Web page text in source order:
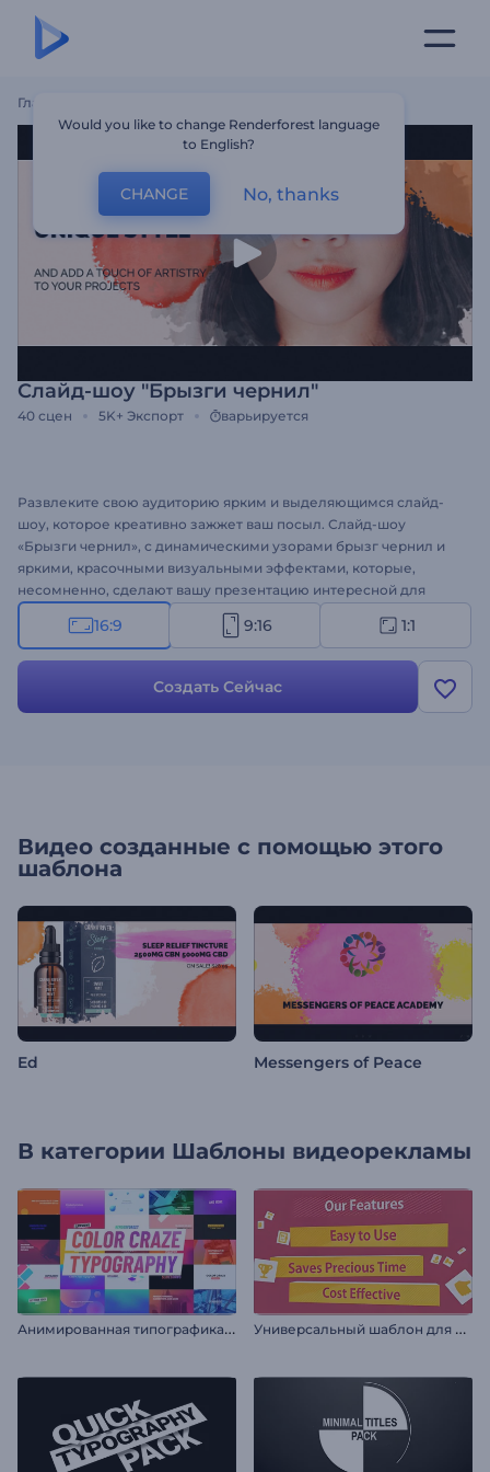
Главная
Слайд-шоу "Брызги чернил"
40 сцен 5K+ Экспорт варьируется
Развлеките свою аудиторию ярким и выделяющимся слайд-
шоу, которое креативно зажжет ваш посыл. Слайд-шоу
«Брызги чернил», с динамическими узорами брызг чернил и
яркими, красочными визуальными эффектами, которые,
несомненно, сделают вашу презентацию интересной для
просмотра. Все, что вам нужно сделать, это загрузить свои
медиафайлы, написать свой текст, выбрать музыкальный трек
Идеально подходит для слайд-шоу для личного или
профессионального использования, тематических
16:9 9:16 1:1
Создать Сейчас
Видео созданные с помощью этого
шаблона
Ed Messengers of Peace
В категории Шаблоны видеорекламы
А
нимированная типографика: Цветомания У
ниверсальный шаблон для рекламы
Would you like to change Renderforest language
to English?
CHANGE No, thanks